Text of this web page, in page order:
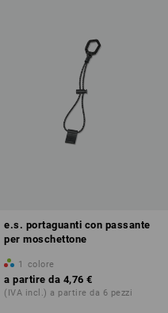
e.s. portaguanti con passante
per moschettone
1 colore
a partire da 4,76 €
(IVA incl.) a partire da 6 pezzi